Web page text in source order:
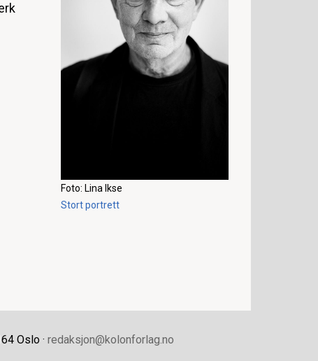
Foto: Lina Ikse
Stort portrett
Oslo · redaksjon@kolonforlag.no